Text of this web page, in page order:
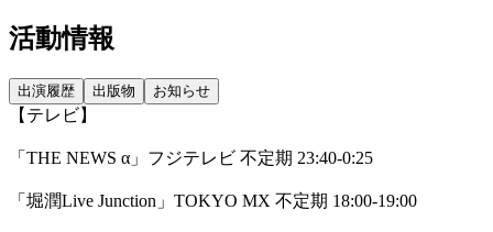
活動情報
出演履歴 出版物 お知らせ
【テレビ】
「THE NEWS α」フジテレビ 不定期 23:40-0:25
「堀潤Live Junction」TOKYO MX 不定期 18:00-19:00